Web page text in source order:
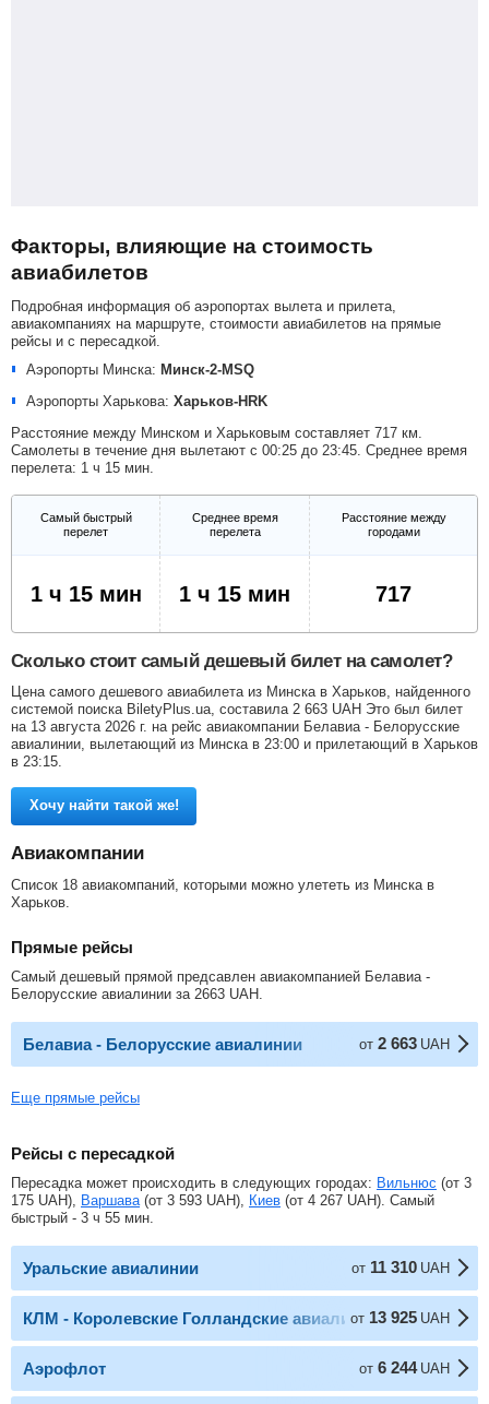
Факторы, влияющие на стоимость
авиабилетов
Подробная информация об аэропортах вылета и прилета,
авиакомпаниях на маршруте, стоимости авиабилетов на прямые
рейсы и с пересадкой.
Аэропорты Минска: Минск-2-MSQ
Аэропорты Харькова: Харьков-HRK
Расстояние между Минском и Харьковым составляет 717 км.
Самолеты в течение дня вылетают с 00:25 до 23:45. Среднее время
перелета: 1 ч 15 мин.
Самый быстрый
перелет
Среднее время
перелета
Расстояние между
городами
1 ч 15 мин 1 ч 15 мин 717
Сколько стоит самый дешевый билет на самолет?
Цена самого дешевого авиабилета из Минска в Харьков, найденного
системой поиска BiletyPlus.ua, составила 2 663 UAH Это был билет
на 13 августа 2026 г. на рейс авиакомпании Белавиа - Белорусские
авиалинии, вылетающий из Минска в 23:00 и прилетающий в Харьков
в 23:15.
Хочу найти такой же!
Авиакомпании
Список 18 авиакомпаний, которыми можно улететь из Минска в
Харьков.
Прямые рейсы
Самый дешевый прямой предсавлен авиакомпанией Белавиа -
Белорусские авиалинии за 2663 UAH
Белавиа - Белорусские авиалинии от 2 663 UAH
Еще прямые рейсы
Рейсы с пересадкой
Пересадка может происходить в следующих городах: Вильнюс (от 3
175 UAH), Варшава (от 3 593 UAH), Киев (от 4 267 UAH). Самый
быстрый - 3 ч 55 мин.
Уральские авиалинии от 11 310 UAH
КЛМ - Королевские Голландские авиалинии
от 13 925 UAH
Аэрофлот от 6 244 UAH